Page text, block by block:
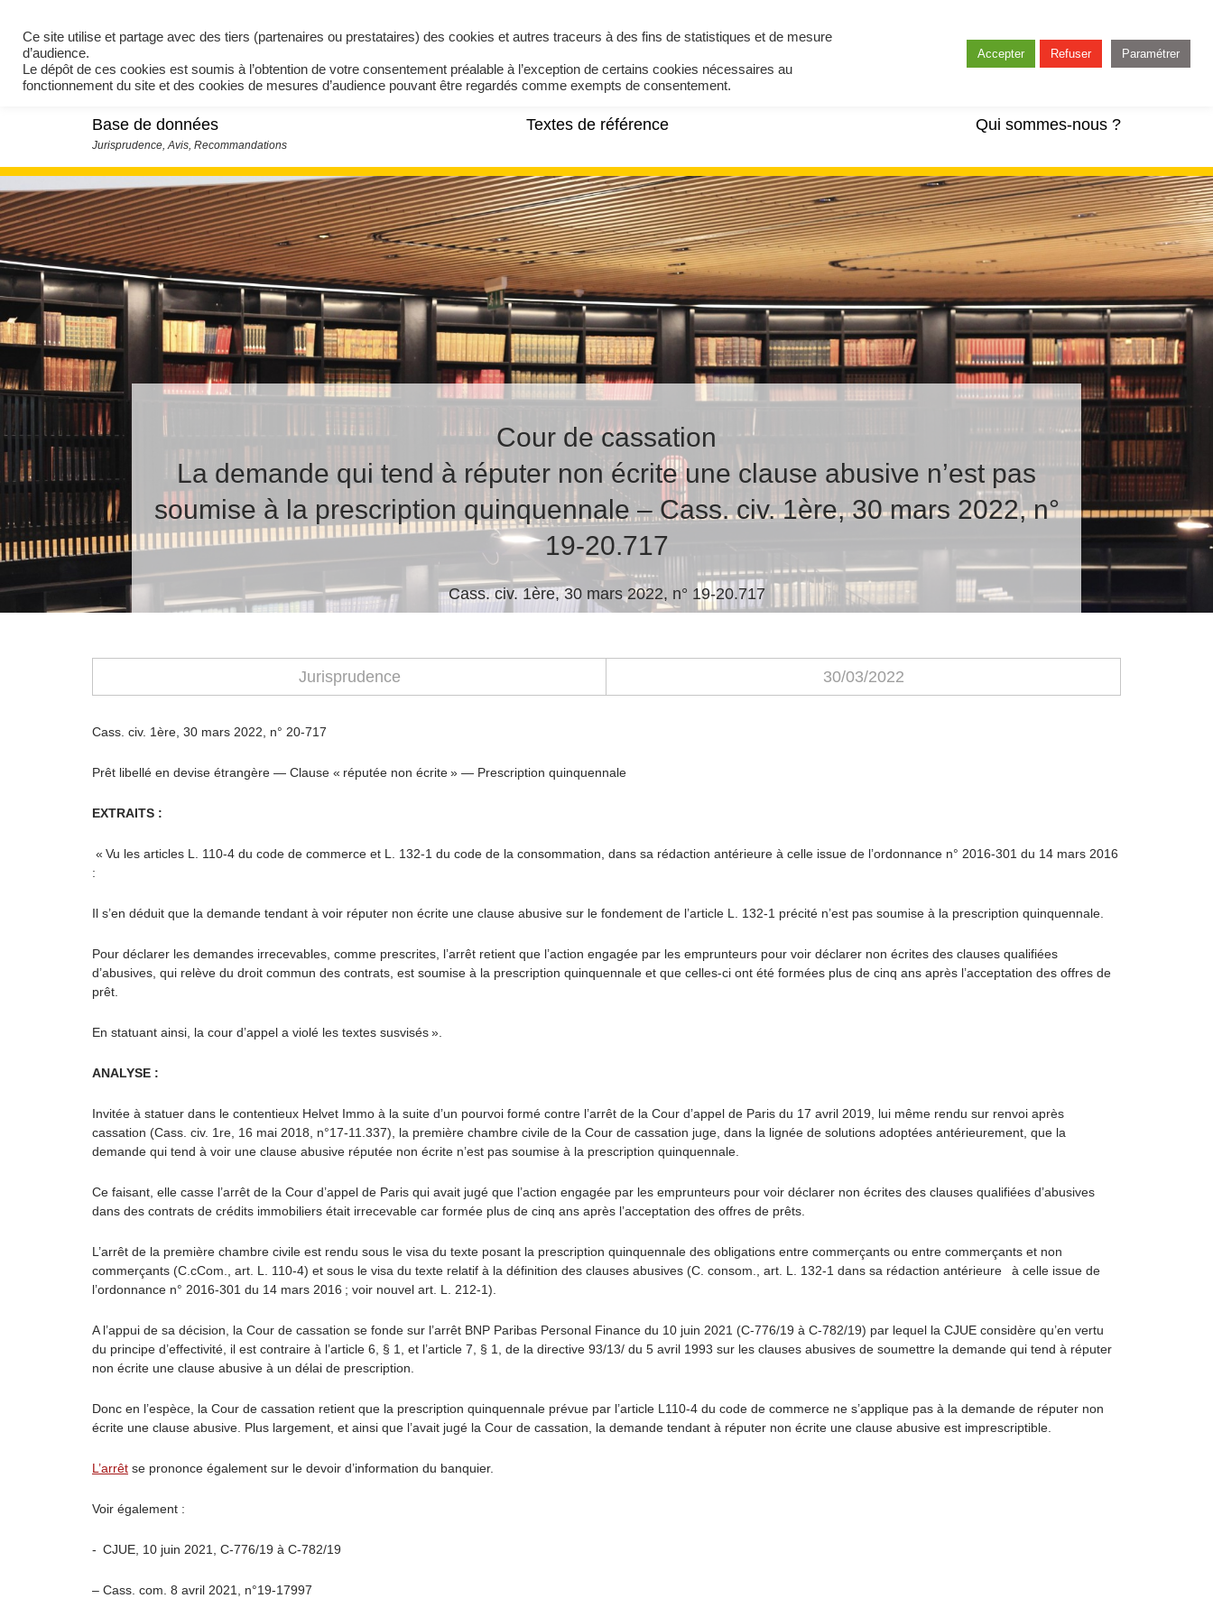
Base de données Textes de référence Qui sommes-nous ?
Cour de cassation
La demande qui tend à réputer non écrite une clause abusive n’est pas
soumise à la prescription quinquennale – Cass. civ. 1ère, 30 mars 2022, n°
19-20.717
Cass. civ. 1ère, 30 mars 2022, n° 19-20.717
Jurisprudence 30/03/2022
Cass. civ. 1ère, 30 mars 2022, n° 20-717
Prêt libellé en devise étrangère — Clause « réputée non écrite » — Prescription quinquennale
EXTRAITS :
« Vu les articles L. 110-4 du code de commerce et L. 132-1 du code de la consommation, dans sa rédaction antérieure à celle issue de l’ordonnance n° 2016-301 du 14 mars 2016
:
Il s’en déduit que la demande tendant à voir réputer non écrite une clause abusive sur le fondement de l’article L. 132-1 précité n’est pas soumise à la prescription quinquennale.
Pour déclarer les demandes irrecevables, comme prescrites, l’arrêt retient que l’action engagée par les emprunteurs pour voir déclarer non écrites des clauses qualifiées
d’abusives, qui relève du droit commun des contrats, est soumise à la prescription quinquennale et que celles-ci ont été formées plus de cinq ans après l’acceptation des offres de
prêt.
En statuant ainsi, la cour d’appel a violé les textes susvisés ».
ANALYSE :
Invitée à statuer dans le contentieux Helvet Immo à la suite d’un pourvoi formé contre l’arrêt de la Cour d’appel de Paris du 17 avril 2019, lui même rendu sur renvoi après
cassation (Cass. civ. 1 re , 16 mai 2018, n°17-11.337), la première chambre civile de la Cour de cassation juge, dans la lignée de solutions adoptées antérieurement, que la
demande qui tend à voir une clause abusive réputée non écrite n’est pas soumise à la prescription quinquennale.
Ce faisant, elle casse l’arrêt de la Cour d’appel de Paris qui avait jugé que l’action engagée par les emprunteurs pour voir déclarer non écrites des clauses qualifiées d’abusives
dans des contrats de crédits immobiliers était irrecevable car formée plus de cinq ans après l’acceptation des offres de prêts.
L’arrêt de la première chambre civile est rendu sous le visa du texte posant la prescription quinquennale des obligations entre commerçants ou entre commerçants et non
commerçants (C.cCom., art. L. 110-4) et sous le visa du texte relatif à la définition des clauses abusives (C. consom., art. L. 132-1 dans sa rédaction antérieure à celle issue de
l’ordonnance n° 2016-301 du 14 mars 2016 ; voir nouvel art. L. 212-1).
A l’appui de sa décision, la Cour de cassation se fonde sur l’arrêt BNP Paribas Personal Finance du 10 juin 2021 (C-776/19 à C-782/19) par lequel la CJUE considère qu’en vertu
du principe d’effectivité, il est contraire à l’article 6, § 1, et l’article 7, § 1, de la directive 93/13/ du 5 avril 1993 sur les clauses abusives de soumettre la demande qui tend à réputer
non écrite une clause abusive à un délai de prescription.
Donc en l’espèce, la Cour de cassation retient que la prescription quinquennale prévue par l’article L110-4 du code de commerce ne s’applique pas à la demande de réputer non
écrite une clause abusive. Plus largement, et ainsi que l’avait jugé la Cour de cassation, la demande tendant à réputer non écrite une clause abusive est imprescriptible.
L’arrêt se prononce également sur le devoir d’information du banquier.
Voir également :
- CJUE, 10 juin 2021, C-776/19 à C-782/19
– Cass. com. 8 avril 2021, n°19-17997
Ce site utilise et partage avec des tiers (partenaires ou prestataires) des cookies et autres traceurs à des fins de statistiques et de mesure
d’audience.
Le dépôt de ces cookies est soumis à l’obtention de votre consentement préalable à l’exception de certains cookies nécessaires au
fonctionnement du site et des cookies de mesures d’audience pouvant être regardés comme exempts de consentement.
Accepter Refuser Paramétrer